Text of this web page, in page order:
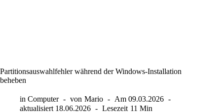
Partitionsauswahlfehler während der Windows-Installation
beheben
in Computer von Mario Am 09.03.2026
aktualisiert 18.06.2026 Lesezeit 11 Min